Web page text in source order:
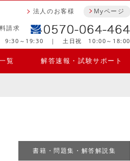
請求
Myページ
法人のお客様
9:30～19:30 ｜ 土日祝 10:00～18:00
覧 解答速報・試験サポート
書籍・問題集・解答解説集